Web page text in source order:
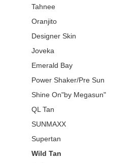
Tahnee
Oranjito
Designer Skin
Joveka
Emerald Bay
Power Shaker/Pre Sun
Shine On"by Megasun"
QL Tan
SUNMAXX
Supertan
Wild Tan